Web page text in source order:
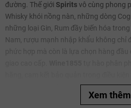
đường. Thế giới Spiritsvô cùng phong
Whisky khói nồng nàn, những dòng
những loại Gin, Rum đầy biến hóa
Nam, rượu mạnh nhập khẩu không chỉ
phức hợp mà còn là lựa chọn hàng đầu
vẹn từng giọt tinh hoa từ những nhà
Xem thêm